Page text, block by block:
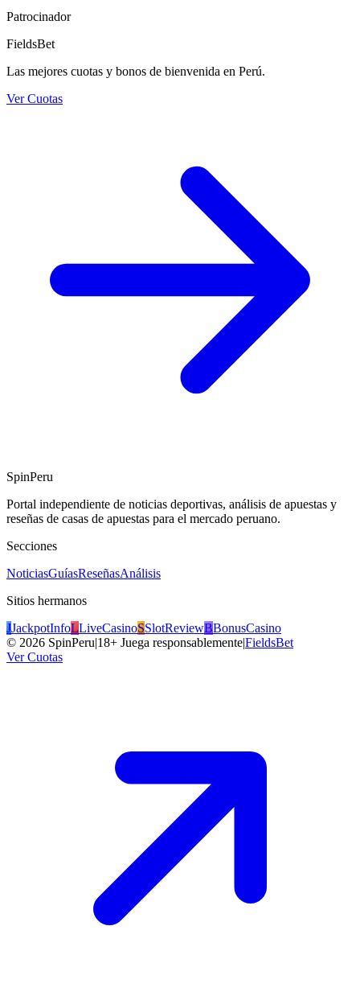
Patrocinador
FieldsBet
Las mejores cuotas y bonos de bienvenida en Perú.
Ver Cuotas
SpinPeru
Portal independiente de noticias deportivas, análisis de apuestas y
reseñas de casas de apuestas para el mercado peruano.
Secciones
NoticiasGuíasReseñasAnálisis
Sitios hermanos
JJackpotInfoLLiveCasinoSSlotReviewBBonusCasino
© 2026 SpinPeru|18+ Juega responsablemente|FieldsBet
Ver Cuotas